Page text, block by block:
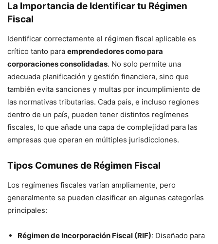
La Importancia de Identificar tu Régimen
Fiscal
Identificar correctamente el régimen fiscal aplicable es
crítico tanto para emprendedores como para
corporaciones consolidadas. No solo permite una
adecuada planificación y gestión financiera, sino que
también evita sanciones y multas por incumplimiento de
las normativas tributarias. Cada país, e incluso regiones
dentro de un país, pueden tener distintos regímenes
fiscales, lo que añade una capa de complejidad para las
empresas que operan en múltiples jurisdicciones.
Tipos Comunes de Régimen Fiscal
Los regímenes fiscales varían ampliamente, pero
generalmente se pueden clasificar en algunas categorías
principales:
Régimen de Incorporación Fiscal (RIF): Diseñado para